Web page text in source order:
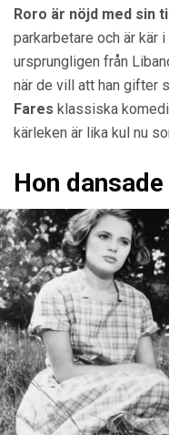
AB.
Roro är nöjd med sin
parkarbetare och är kär
ursprungligen från
när de vill att han gifter
Fares klassiska
kärleken är lika kul nu
Hon